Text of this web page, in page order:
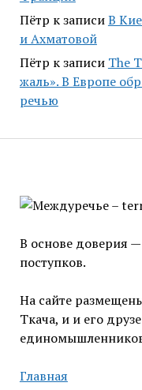
Пётр к записиВ
и Ахматовой
Пётр к записи Тhe
жаль». В Европе
речью
В основе доверия
поступков.
На сайте
Ткача, и и его
Главная